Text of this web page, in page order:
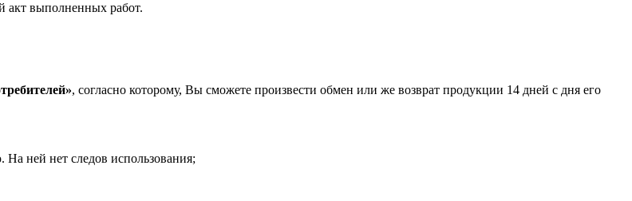
акт выполненных работ.
, согласно которому, Вы сможете произвести обмен или же возврат продукции 14 дней с дня его
ней нет следов использования;